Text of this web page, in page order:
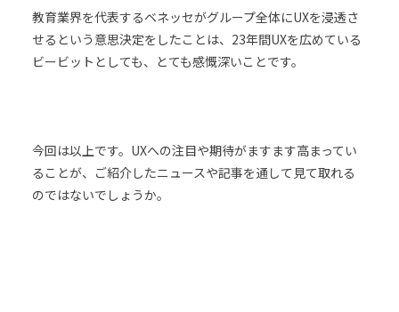
教育業界を代表するベネッセがグループ全体にUXを浸透さ
せるという意思決定をしたことは、23年間UXを広めている
ビービットとしても、とても感慨深いことです。
今回は以上です。UXへの注目や期待がますます高まってい
ることが、ご紹介したニュースや記事を通して見て取れる
のではないでしょうか。